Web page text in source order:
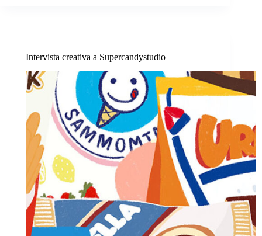
Intervista creativa a Supercandystudio